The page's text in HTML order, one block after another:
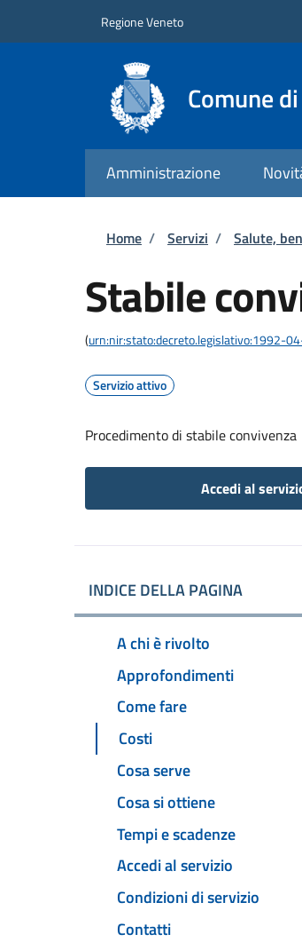
Regione Veneto
Comune
Amministrazione
Briciole di
Home / Servizi / Salute,
Stabile
(urn:nir:stato:decreto.legislativo:1992-
Servizio attivo
Procedimento di stabile convivenza
Accedi al
INDICE DELLA PAGINA
A chi è rivolto
Approfondimenti
Come fare
Costi
Cosa serve
Cosa si ottiene
Tempi e scadenze
Accedi al servizio
Condizioni di servizio
Contatti